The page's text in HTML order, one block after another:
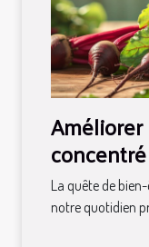
La quête de
notre quotidien